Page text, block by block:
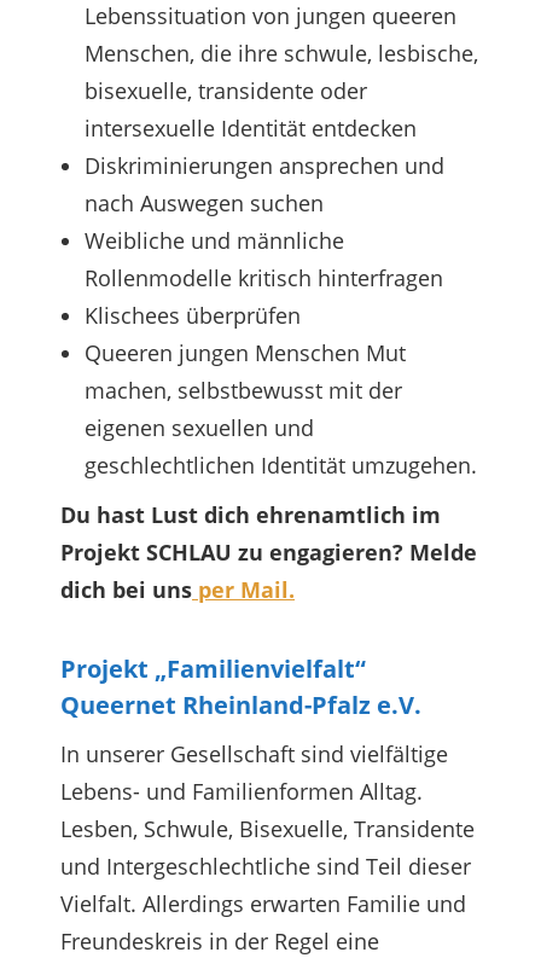
Lebenssituation von jungen queeren
Menschen, die ihre schwule, lesbische,
bisexuelle, transidente oder
intersexuelle Identität entdecken
Diskriminierungen ansprechen und
nach Auswegen suchen
Weibliche und männliche
Rollenmodelle kritisch hinterfragen
Klischees überprüfen
Queeren jungen Menschen Mut
machen, selbstbewusst mit der
eigenen sexuellen und
geschlechtlichen Identität umzugehen.
Du hast Lust dich ehrenamtlich im
Projekt SCHLAU zu engagieren? Melde
dich bei uns per Mail.
Projekt „Familienvielfalt“
Queernet Rheinland-Pfalz e.V.
In unserer Gesellschaft sind vielfältige
Lebens- und Familienformen Alltag.
Lesben, Schwule, Bisexuelle, Transidente
und Intergeschlechtliche sind Teil dieser
Vielfalt. Allerdings erwarten Familie und
Freundeskreis in der Regel eine